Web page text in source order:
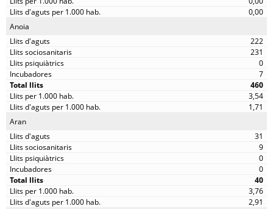
0,00
Anoia
222
231
0
7
460
3,54
1,71
Aran
31
9
0
0
40
3,76
2,91